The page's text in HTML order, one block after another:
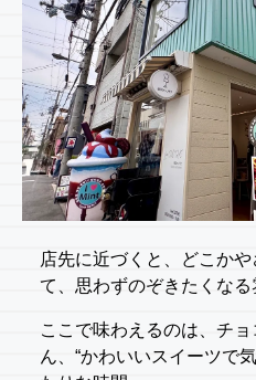
店先に近づくと、どこか
て、思わずのぞきたくなる
ここで味わえるのは、チ
ん、“かわいいスイーツで